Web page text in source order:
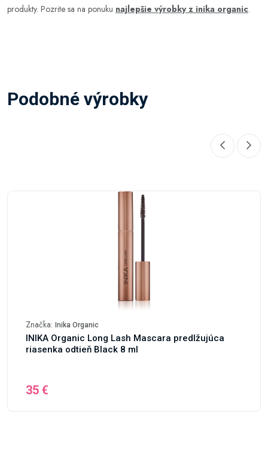
produkty. Pozrite sa na ponuku najlepšie výrobky z inika organic.
Podobné výrobky
Značka: Inika Organic
INIKA Organic Long Lash Mascara predlžujúca
riasenka odtieň Black 8 ml
35 €